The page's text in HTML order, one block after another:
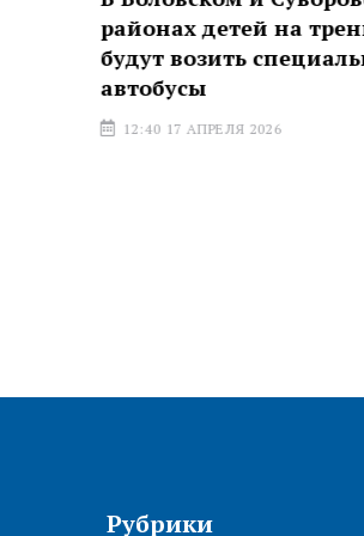
районах детей на тренировки
будут возить специальные
12:40 17 АПРЕЛЯ 2026
Рубрики